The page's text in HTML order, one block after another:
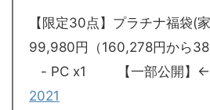
【限定30点】プラチナ福袋(
99,980円（160,278円から
- PC x1 【一部公開】←
2021